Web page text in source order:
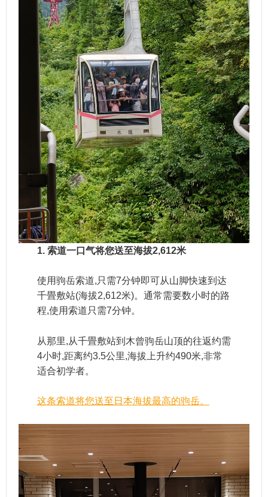
1. 索道一口气将您送至海拔2,612米
使用驹岳索道,只需7分钟即可从山脚快速到达
千畳敷站(海拔2,612米)。通常需要数小时的路
程,使用索道只需7分钟。
从那里,从千畳敷站到木曾驹岳山顶的往返约需
4小时,距离约3.5公里,海拔上升约490米,非常
适合初学者。
这条索道将您送至日本海拔最高的驹岳。